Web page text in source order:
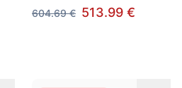
604.69 € 513.99 €